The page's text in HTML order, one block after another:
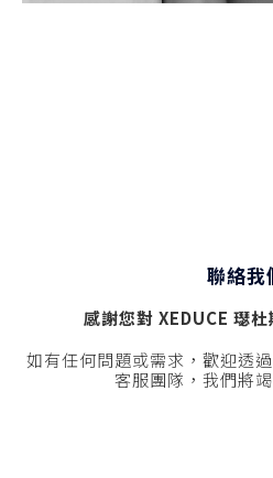
聯絡我
感謝您對 XEDUCE 璱杜
如有任何問題或需求，歡迎透
客服團隊，我們將